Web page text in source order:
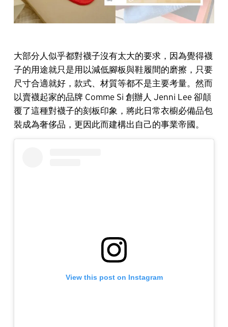
大部分人似乎都對襪子沒有太大的要求，因為覺得襪
子的用途就只是用以減低腳板與鞋履間的磨擦，只要
尺寸合適就好，款式、材質等都不是主要考量。然而
以賣襪起家的品牌 Comme Si 創辦人 Jenni Lee 卻顛
覆了這種對襪子的刻板印象，將此日常衣櫥必備品包
裝成為奢侈品，更因此而建構出自己的事業帝國。
View this post on Instagram